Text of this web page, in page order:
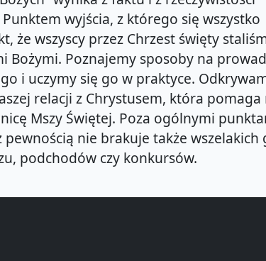
wyjścia, z którego się wszystko
że wszyscy przez Chrzest święty
Bożymi. Poznajemy sposoby na
i uczymy się go w praktyce.
relacji z Chrystusem, która pomaga
Mszy Świętej. Poza ogólnymi
nie brakuje także wszelakich
podchodów czy konkursów.